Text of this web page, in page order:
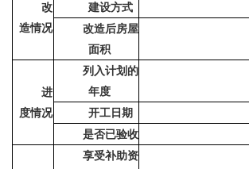
改
造情况
建设方式
改造后房屋
面积
进
度情况
列入计划的
年度
开工日期
是否已验收
享受补助资